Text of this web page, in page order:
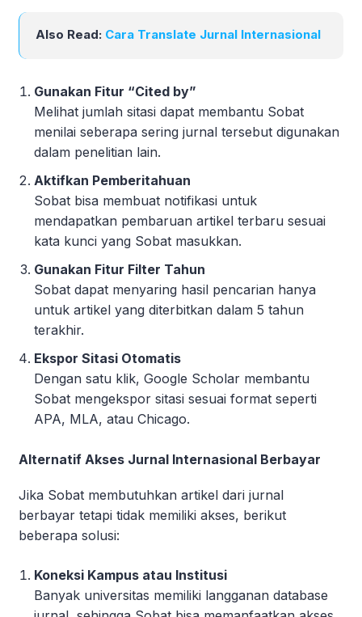
Also Read: Cara Translate Jurnal Internasional
Gunakan Fitur “Cited by”
Melihat jumlah sitasi dapat membantu Sobat
menilai seberapa sering jurnal tersebut digunakan
dalam penelitian lain.
Aktifkan Pemberitahuan
Sobat bisa membuat notifikasi untuk
mendapatkan pembaruan artikel terbaru sesuai
kata kunci yang Sobat masukkan.
Gunakan Fitur Filter Tahun
Sobat dapat menyaring hasil pencarian hanya
untuk artikel yang diterbitkan dalam 5 tahun
terakhir.
Ekspor Sitasi Otomatis
Dengan satu klik, Google Scholar membantu
Sobat mengekspor sitasi sesuai format seperti
APA, MLA, atau Chicago.
Alternatif Akses Jurnal Internasional Berbayar
Jika Sobat membutuhkan artikel dari jurnal
berbayar tetapi tidak memiliki akses, berikut
beberapa solusi:
Koneksi Kampus atau Institusi
Banyak universitas memiliki langganan database